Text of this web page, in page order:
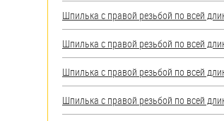
Пробки
Саморезы и шурупы
Стопорные кольца
Шпилька с правой резьбой по всей
Шпилька с правой резьбой по всей
Шпилька с правой резьбой по всей
Шпилька с правой резьбой по всей